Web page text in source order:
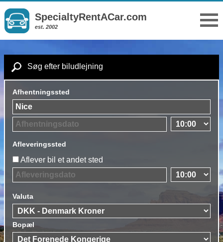
SpecialtyRentACar.com
est. 2002
Søg efter biludlejning
Afhentningssted
Afleveringssted
Aflever bil et andet sted
Valuta
Bopæl